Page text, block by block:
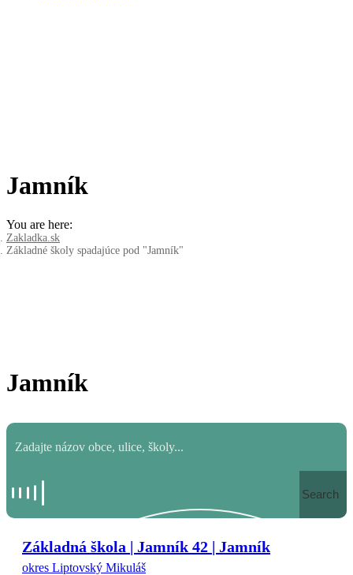
Jamník
You are here:
Zakladka.sk
Základné školy spadajúce pod "Jamník"
Jamník
Search
Základná škola | Jamník 42 | Jamník
okres Liptovský Mikuláš